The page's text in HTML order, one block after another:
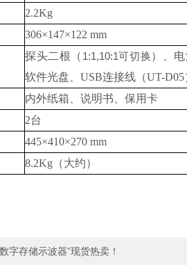
2.2Kg
306×147×122 mm
探头二根（ 1:1,10:1可切换）、
软件光盘、USB连接线（UT-D05
内外纸箱、说明书、保用卡
2台
445×410×270 mm
8.2Kg（大约）
字存储示波器”现货热卖！